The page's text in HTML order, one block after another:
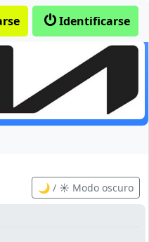
Identificarse
🌙 / ☀️ Modo oscuro